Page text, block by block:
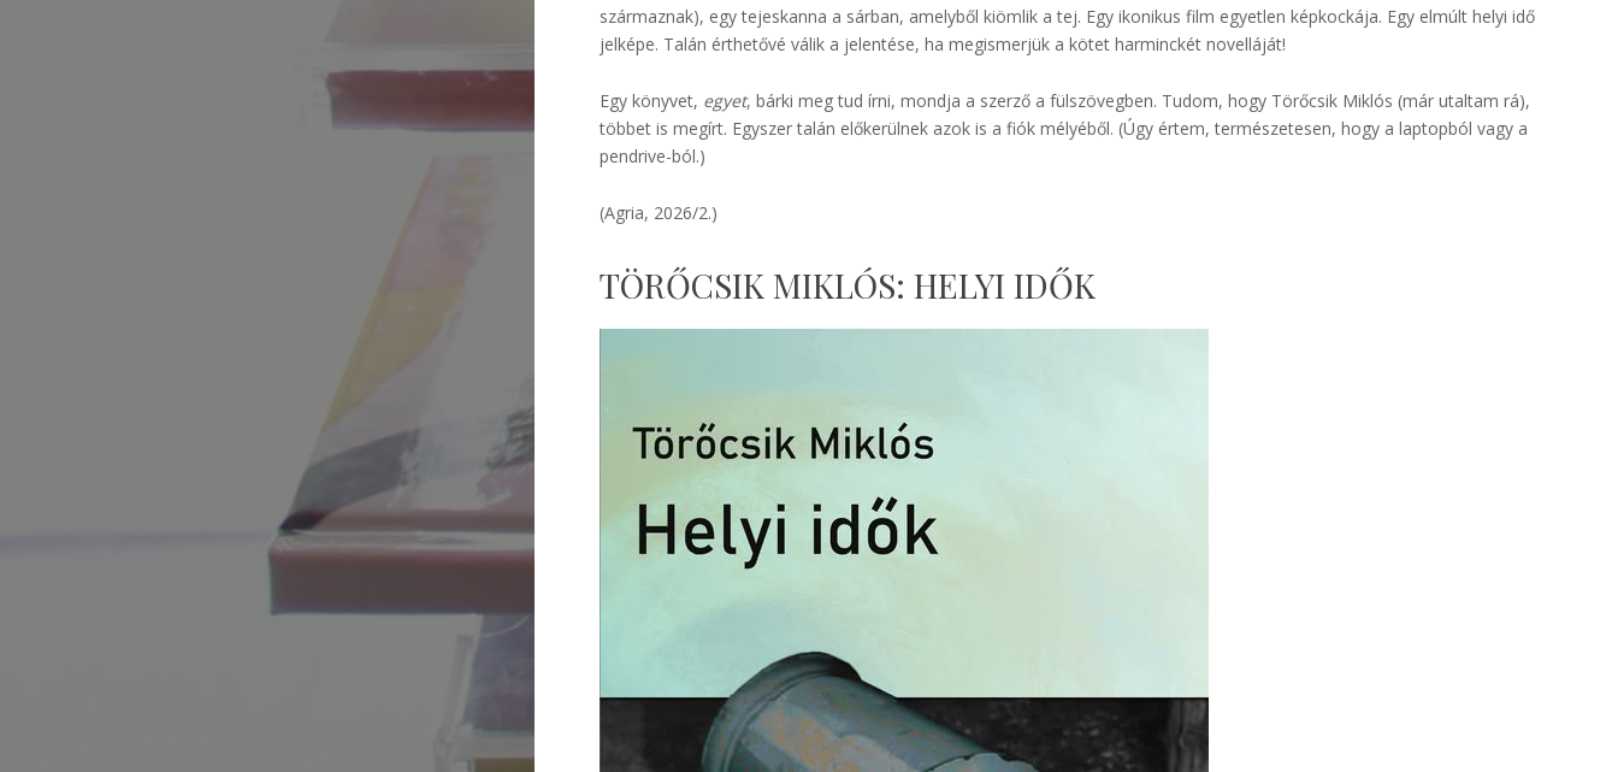
származnak), egy tejeskanna a sárban, amelyből kiömlik a tej. Egy ikonikus film egyetlen képkockája. Egy elmúlt helyi idő
jelképe. Talán érthetővé válik a jelentése, ha megismerjük a kötet harminckét novelláját!
Egy könyvet, egyet, bárki meg tud írni, mondja a szerző a fülszövegben. Tudom, hogy Törőcsik Miklós (már utaltam rá),
többet is megírt. Egyszer talán előkerülnek azok is a fiók mélyéből. (Úgy értem, természetesen, hogy a laptopból vagy a
pendrive-ból.)
(Agria, 2026/2.)
TÖRŐCSIK MIKLÓS: HELYI IDŐK